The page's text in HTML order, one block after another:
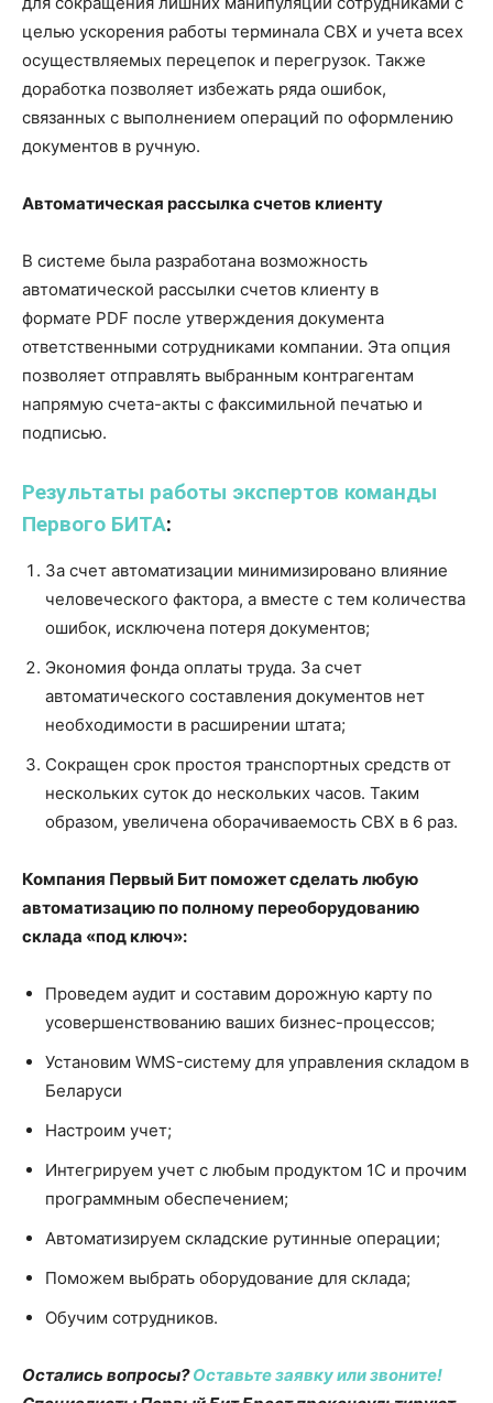
целью ускорения работы терминала СВХ и учета всех
осуществляемых перецепок и перегрузок. Также
доработка позволяет избежать ряда ошибок,
связанных с выполнением операций по оформлению
документов в ручную.
Автоматическая рассылка счетов клиенту
В системе была разработана возможность
автоматической рассылки счетов клиенту в
формате PDF после утверждения документа
ответственными сотрудниками компании. Эта опция
позволяет отправлять выбранным контрагентам
напрямую счета-акты с факсимильной печатью и
подписью.
Результаты работы экспертов команды
Первого БИТА:
За счет автоматизации минимизировано влияние
человеческого фактора, а вместе с тем количества
ошибок, исключена потеря документов;
Экономия фонда оплаты труда. За счет
автоматического составления документов нет
необходимости в расширении штата;
Сокращен срок простоя транспортных средств от
нескольких суток до нескольких часов. Таким
образом, увеличена оборачиваемость СВХ в 6 раз.
Компания Первый Бит поможет сделать любую
автоматизацию по полному переоборудованию
склада «под ключ»:
Проведем аудит и составим дорожную карту по
усовершенствованию ваших бизнес-процессов;
Установим WMS-систему для управления складом в
Беларуси
Настроим учет;
Интегрируем учет с любым продуктом 1С и прочим
программным обеспечением;
Автоматизируем складские рутинные операции;
Поможем выбрать оборудование для склада;
Обучим сотрудников.
Остались вопросы?Оставьте заявку или звоните!